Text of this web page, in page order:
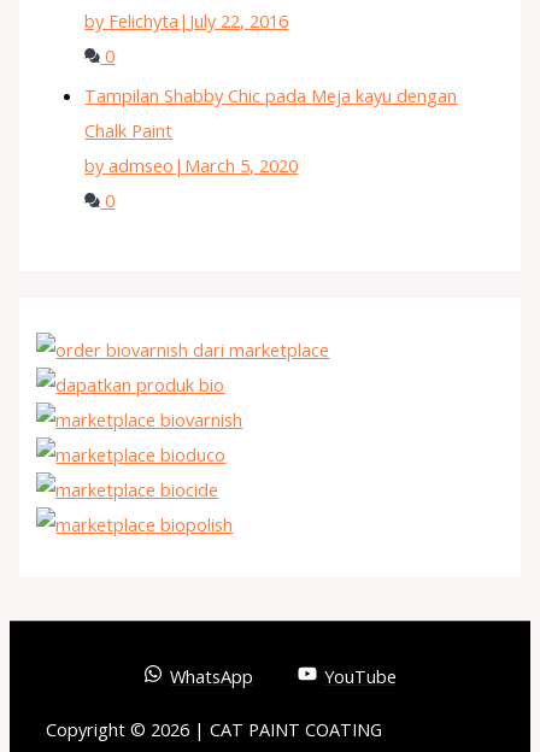
by Felichyta | July 22, 2016
0
Tampilan Shabby Chic pada Meja kayu dengan
Chalk Paint
by admseo | March 5, 2020
0
WhatsApp YouTube
Copyright © 2026 | CAT PAINT COATING